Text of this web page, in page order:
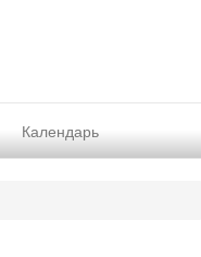
Календарь